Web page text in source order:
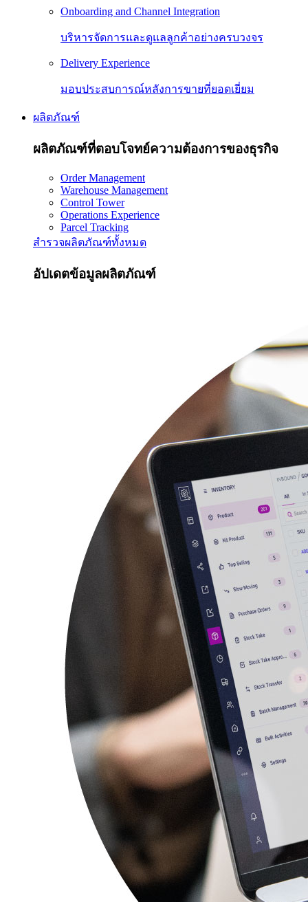
Onboarding and Channel Integration
บริหารจัดการและดูแลลูกค้าอย่างครบวงจร
Delivery Experience
มอบประสบการณ์หลังการขายที่ยอดเยี่ยม
ผลิตภัณฑ์
ผลิตภัณฑ์ที่ตอบโจทย์ความต้องการของธุรกิจ
Order Management
Warehouse Management
Control Tower
Operations Experience
Parcel Tracking
สำรวจผลิตภัณฑ์ทั้งหมด
อัปเดตข้อมูลผลิตภัณฑ์